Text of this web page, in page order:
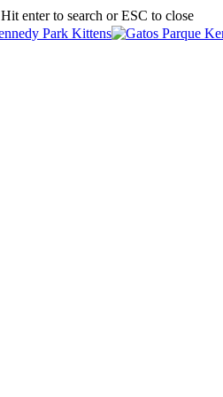
Hit enter to search or ESC to close